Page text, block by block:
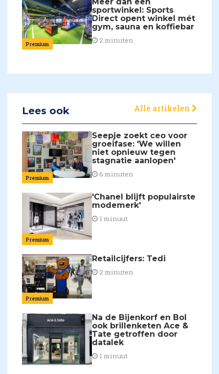
Premium
sportwinkel: Sports
Direct opent winkel mét
gym, sauna en koffiebar
2 minuten
Lees ook Alle artikelen
Premium
Seepje zoekt ceo voor
groeifase: 'We willen
niet opnieuw tegen
stagnatie aanlopen'
6 minuten
Premium
'Chanel blijft populairste
modemerk'
1 minuut
Premium
Retailcijfers: Tedi
2 minuten
Na de Bijenkorf en Bol
ook brillenketen Ace &
Tate getroffen door
datalek
1 minuut